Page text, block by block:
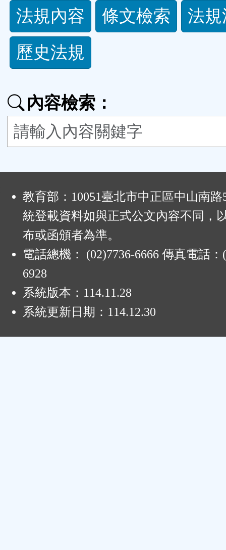
法
規
功
按
鈕
法規內容 條文檢索
法
歷史法規
內容檢索：
教育部：10051臺北市中正區中山南
統登載資料如與正式公文內容不同，
布或函頒者為準。
電話總機： (02)7736-6666 傳真電話：
6928
系統版本： 114.11.28
系統更新日期： 114.12.30